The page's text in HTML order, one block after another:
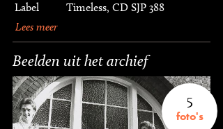
Label
Timeless, CD SJP 388
Lees meer
Beelden uit het archief
5
foto's